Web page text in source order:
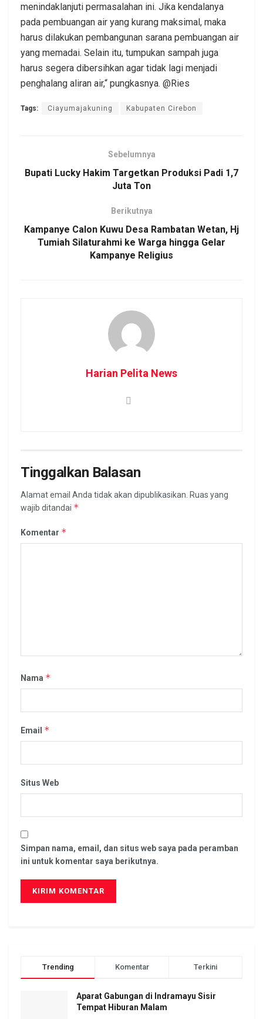
menindaklanjuti permasalahan ini. Jika kendalanya
pada pembuangan air yang kurang maksimal, maka
harus dilakukan pembangunan sarana pembuangan air
yang memadai. Selain itu, tumpukan sampah juga
harus segera dibersihkan agar tidak lagi menjadi
penghalang aliran air,“ pungkasnya. @Ries
Tags: Ciayumajakuning Kabupaten Cirebon
Sebelumnya
Bupati Lucky Hakim Targetkan Produksi Padi 1,7
Juta Ton
Berikutnya
Kampanye Calon Kuwu Desa Rambatan Wetan, Hj
Tumiah Silaturahmi ke Warga hingga Gelar
Kampanye Religius
Harian Pelita News
Tinggalkan Balasan
Alamat email Anda tidak akan dipublikasikan. Ruas yang
wajib ditandai *
Komentar *
Nama *
Email *
Situs Web
Simpan nama, email, dan situs web saya pada peramban
ini untuk komentar saya berikutnya.
Trending Komentar Terkini
Aparat Gabungan di Indramayu Sisir
Tempat Hiburan Malam